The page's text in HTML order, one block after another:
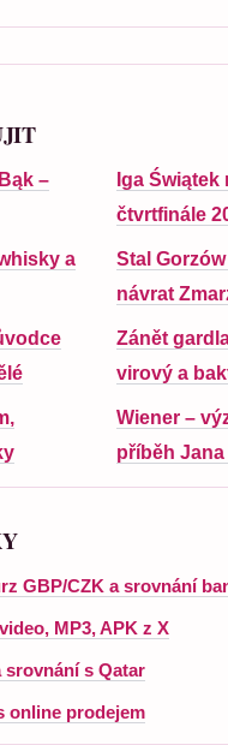
–
Iga
čtvrtfinále
a
Stal
návrat
Zánět
virový a
Wiener –
příběh Jana
GBP/CZK a srovnání
MP3, APK z X
srovnání s Qatar
online prodejem